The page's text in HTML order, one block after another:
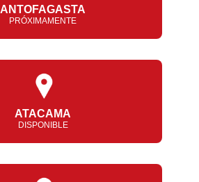
ANTOFAGASTA
PRÓXIMAMENTE
ATACAMA
DISPONIBLE